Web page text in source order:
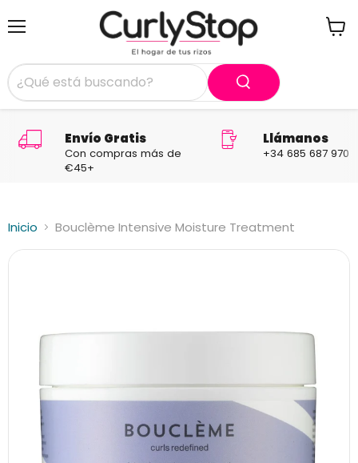
Envío Gratis
Con compras más de
€45+
Llámanos
+34 685 687 970
Inicio Bouclème Intensive Moisture Treatment